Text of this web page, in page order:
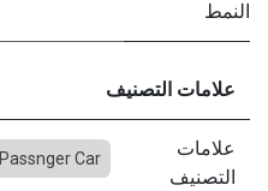
النمط
علامات التصنيف
علامات
التصنيف
Passnger Car